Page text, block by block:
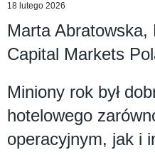
18 lutego 2026
Marta
Capital Markets
Miniony rok był
hotelowego
operacyjnym, jak i